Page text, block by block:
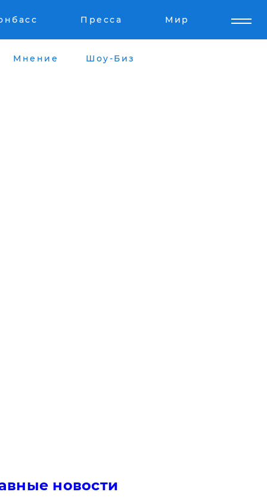
Пресса Мир
Мнение Шоу-Биз
новости